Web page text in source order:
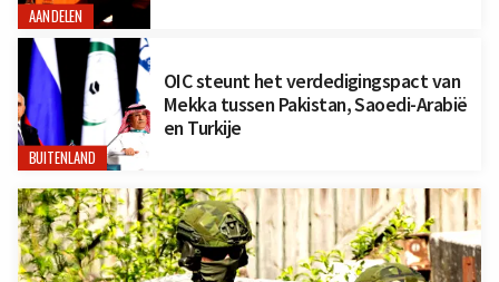
AANDELEN
BUITENLAND
OIC steunt het verdedigingspact van
Mekka tussen Pakistan, Saoedi-Arabië
en Turkije